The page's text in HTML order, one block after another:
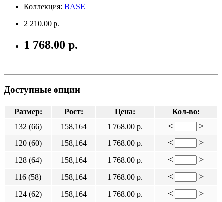
Коллекция: BASE
2 210.00 р.
1 768.00 р.
Доступные опции
Размер: Рост: Цена:
Кол-во:
132 (66)
158,164 1 768.00 р. < >
120 (60) 158,164 1 768.00 р. < >
128 (64) 158,164 1 768.00 р. < >
116 (58) 158,164 1 768.00 р. < >
124 (62) 158,164 1 768.00 р. < >